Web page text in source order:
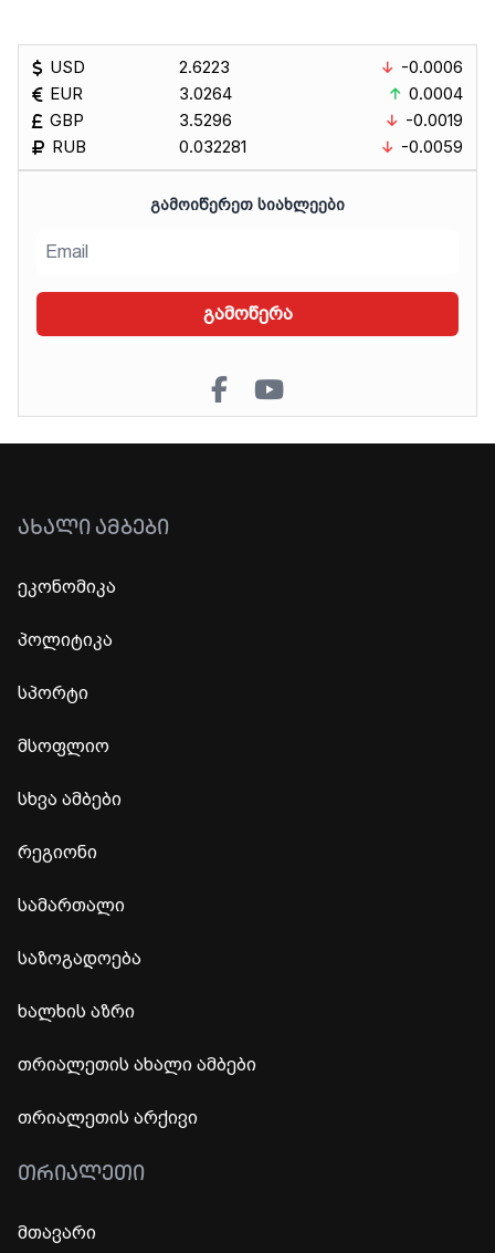
USD
EUR
GBP
RUB
2.6223
3.0264
3.5296
0.032281
-0.0006
0.0004
-0.0019
-0.0059
ᲒᲐᲛᲝᲘᲬᲔᲠᲔᲗ ᲡᲘᲐᲮᲚᲔᲔᲑᲘ
გამოწერა
ᲐᲮᲐᲚᲘ ᲐᲛᲑᲔᲑᲘ
ეკონომიკა
პოლიტიკა
სპორტი
მსოფლიო
სხვა ამბები
რეგიონი
სამართალი
საზოგადოება
ხალხის აზრი
თრიალეთის ახალი ამბები
თრიალეთის არქივი
ᲗᲠᲘᲐᲚᲔᲗᲘ
მთავარი